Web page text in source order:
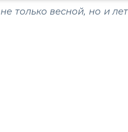
только весной, но и